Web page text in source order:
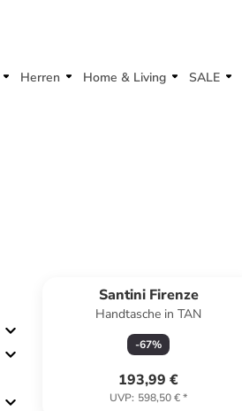
Herren Home & Living SALE
Santini Firenze
Handtasche in TAN
-67%
193,99 €
UVP: 598,50 €*